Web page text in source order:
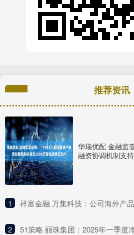
推荐资讯
华瑞优配 金融监
融资协调机制支
1 祥富金融 万集科技：公司海外产品业
2 ​51策略 丽珠集团：2025年一季度净利